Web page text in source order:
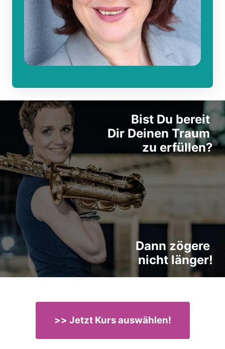
Bist Du bereit
Dir Deinen Traum
zu erfüllen?
Dann zögere
nicht länger!
>> Jetzt Kurs auswählen!